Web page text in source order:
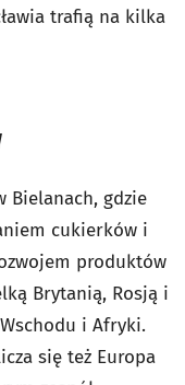
trafią na kilka
Bielanach, gdzie
cukierków i
produktów
Brytanią, Rosją i
i Afryki.
się też Europa